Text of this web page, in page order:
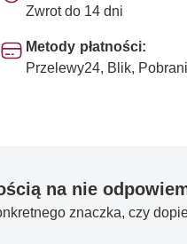
Zwrot do 14 dni
Metody płatności:
Przelewy24, Blik,
na nie
znaczka, czy